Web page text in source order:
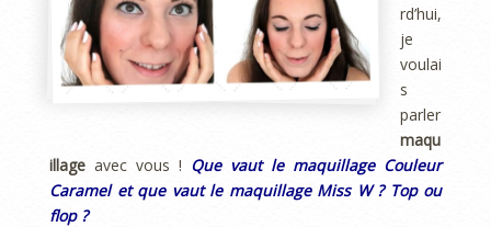
rd’hui,
je
voulai
s
parler
maqu
illage avec vous ! Que vaut le maquillage Couleur
Caramel et que vaut le maquillage Miss W ? Top ou
flop ?